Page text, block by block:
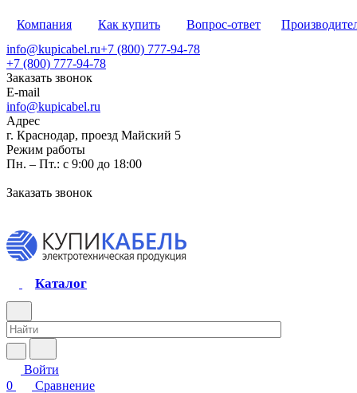
Компания Как купить Вопрос-ответ
info@kupicabel.ru+7 (800) 777-94-78
+7 (800) 777-94-78
Заказать звонок
E-mail
info@kupicabel.ru
Адрес
г. Краснодар, проезд Майский 5
Режим работы
Пн. – Пт.: с 9:00 до 18:00
Заказать звонок
Каталог
Войти
0
Сравнение